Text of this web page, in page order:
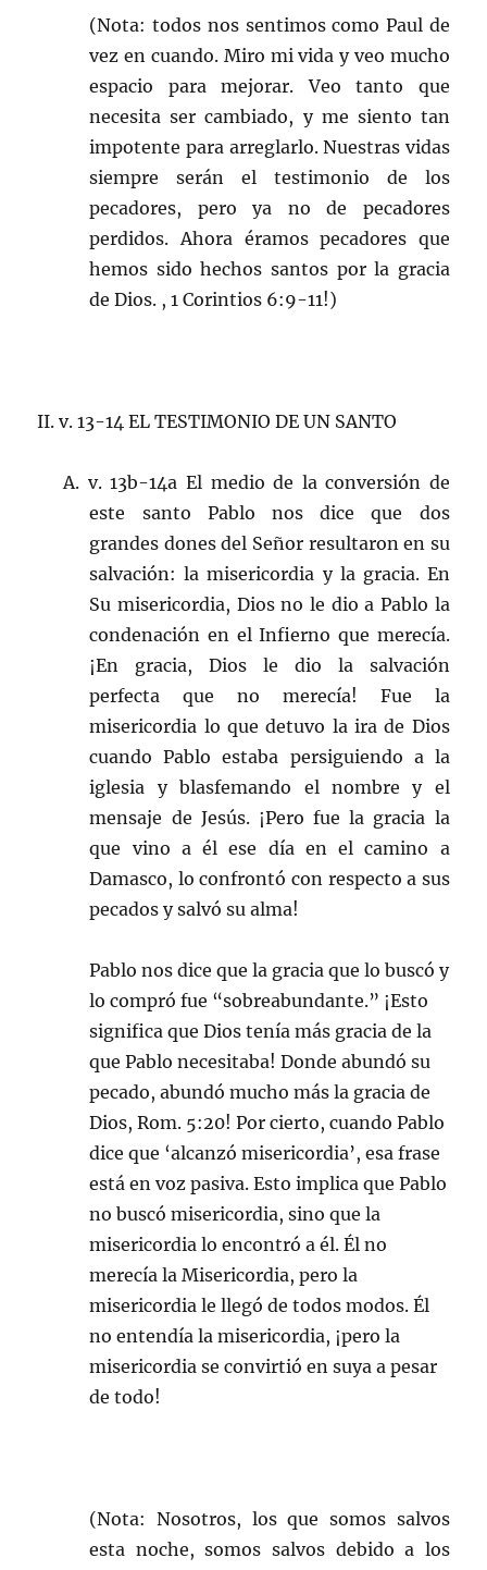
(Nota: todos nos sentimos como Paul de
vez en cuando. Miro mi vida y veo mucho
espacio para mejorar. Veo tanto que
necesita ser cambiado, y me siento tan
impotente para arreglarlo. Nuestras vidas
siempre serán el testimonio de los
pecadores, pero ya no de pecadores
perdidos. Ahora éramos pecadores que
hemos sido hechos santos por la gracia
de Dios. , 1 Corintios 6:9-11!)
II. v. 13-14 EL TESTIMONIO DE UN SANTO
A. v. 13b-14a El medio de la conversión de
este santo Pablo nos dice que dos
grandes dones del Señor resultaron en su
salvación: la misericordia y la gracia. En
Su misericordia, Dios no le dio a Pablo la
condenación en el Infierno que merecía.
¡En gracia, Dios le dio la salvación
perfecta que no merecía! Fue la
misericordia lo que detuvo la ira de Dios
cuando Pablo estaba persiguiendo a la
iglesia y blasfemando el nombre y el
mensaje de Jesús. ¡Pero fue la gracia la
que vino a él ese día en el camino a
Damasco, lo confrontó con respecto a sus
pecados y salvó su alma!
Pablo nos dice que la gracia que lo buscó y
lo compró fue “sobreabundante.” ¡Esto
significa que Dios tenía más gracia de la
que Pablo necesitaba! Donde abundó su
pecado, abundó mucho más la gracia de
Dios, Rom. 5:20! Por cierto, cuando Pablo
dice que ‘alcanzó misericordia’, esa frase
está en voz pasiva. Esto implica que Pablo
no buscó misericordia, sino que la
misericordia lo encontró a él. Él no
merecía la Misericordia, pero la
misericordia le llegó de todos modos. Él
no entendía la misericordia, ¡pero la
misericordia se convirtió en suya a pesar
de todo!
(Nota: Nosotros, los que somos salvos
esta noche, somos salvos debido a los